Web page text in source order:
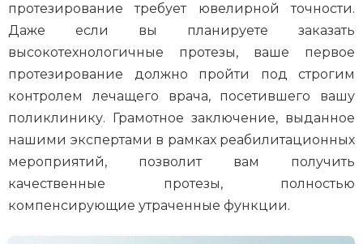
протезирование требует ювелирной точности.
Даже если вы планируете заказать
высокотехнологичные протезы, ваше первое
протезирование должно пройти под строгим
контролем лечащего врача, посетившего вашу
поликлинику. Грамотное заключение, выданное
нашими экспертами в рамках реабилитационных
мероприятий, позволит вам получить
качественные протезы, полностью
компенсирующие утраченные функции.